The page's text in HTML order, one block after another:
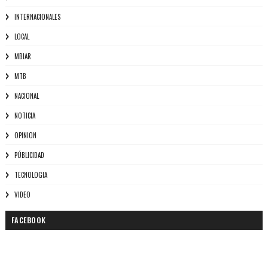
INTERNACIONALES
LOCAL
MBIAR
MTB
NACIONAL
NOTICIA
OPINION
PÚBLICIDAD
TECNOLOGIA
VIDEO
FACEBOOK